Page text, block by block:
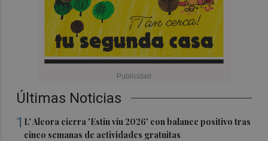
Últimas Noticias
1 L' Alcora cierra 'Estiu viu 2026' con balance positivo tras
cinco semanas de actividades gratuitas